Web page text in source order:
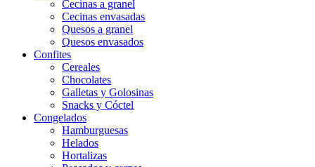
Cecinas a granel
Cecinas envasadas
Quesos a granel
Quesos envasados
Confites
Cereales
Chocolates
Galletas y Golosinas
Snacks y Cóctel
Congelados
Hamburguesas
Helados
Hortalizas